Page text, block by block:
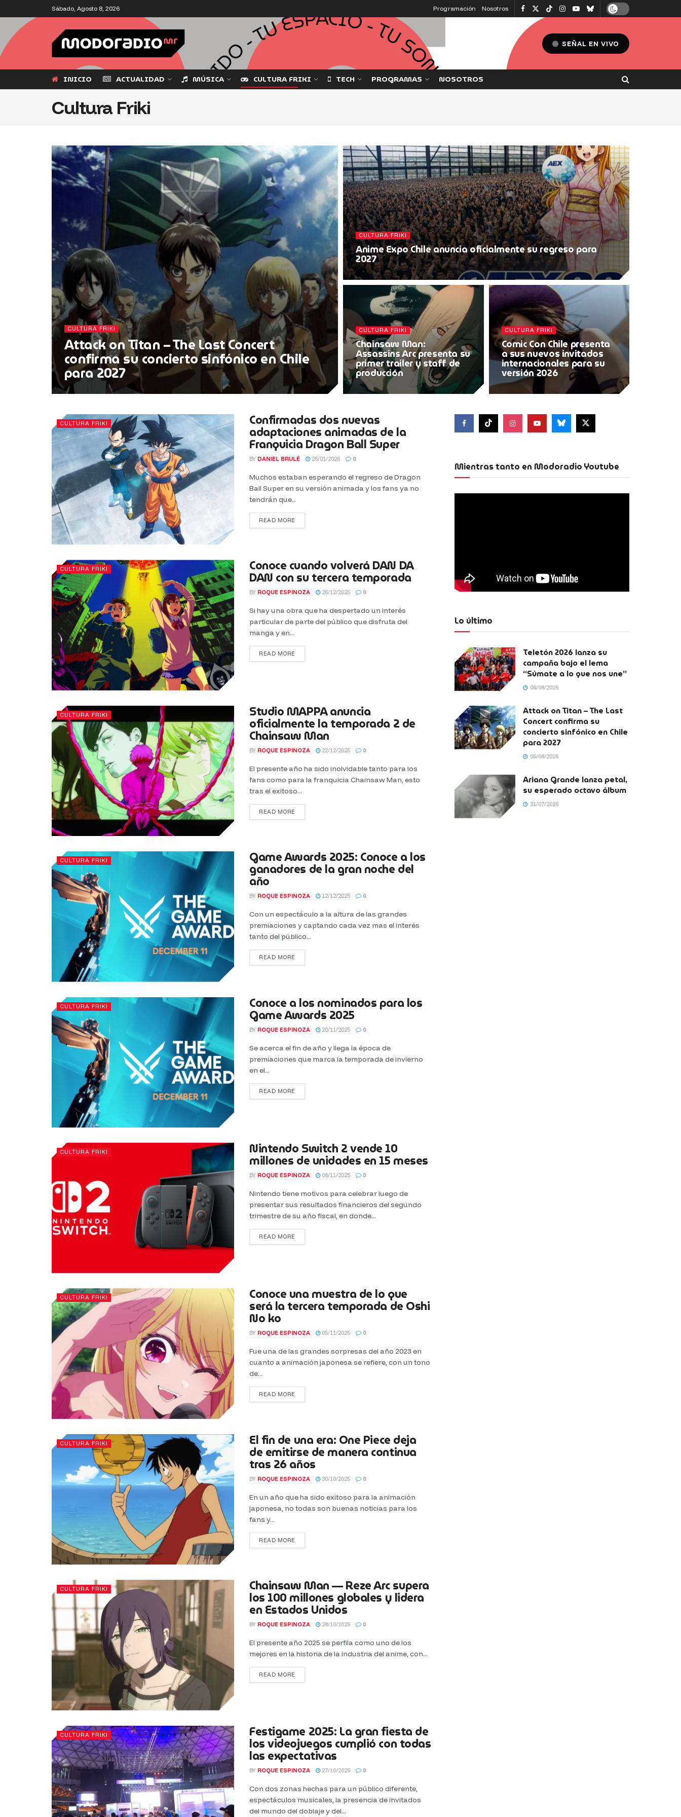
Sábado, Agosto 8, 2026 Programación Nosotros
SEÑAL EN VIVO
INICIO ACTUALIDAD MÚSICA CULTURA FRIKI TECH PROGRAMAS NOSOTROS
Cultura Friki
CULTURA FRIKI
Attack on Titan – The Last Concert
confirma su concierto sinfónico en Chile
para 2027
CULTURA FRIKI
Anime Expo Chile anuncia oficialmente su regreso para
2027
CULTURA FRIKI
Chainsaw Man:
Assassins Arc presenta su
primer trailer y staff de
producción
CULTURA FRIKI
Comic Con Chile presenta
a sus nuevos invitados
internacionales para su
versión 2026
CULTURA FRIKI Confirmadas dos nuevas
adaptaciones animadas de la
Franquicia Dragon Ball Super
BY DANIEL BRULÉ 26/01/2026 0
Muchos estaban esperando el regreso de Dragon
Ball Super en su versión animada y los fans ya no
tendrán que...
READ MORE
CULTURA FRIKI Conoce cuando volverá DAN DA
DAN con su tercera temporada
BY ROQUE ESPINOZA 26/12/2025 0
Si hay una obra que ha despertado un interés
particular de parte del público que disfruta del
manga y en...
READ MORE
CULTURA FRIKI Studio MAPPA anuncia
oficialmente la temporada 2 de
Chainsaw Man
BY ROQUE ESPINOZA 22/12/2025 0
El presente año ha sido inolvidable tanto para los
fans como para la franquicia Chainsaw Man, esto
tras el exitoso...
READ MORE
CULTURA FRIKI Game Awards 2025: Conoce a los
ganadores de la gran noche del
año
BY ROQUE ESPINOZA 12/12/2025 0
Con un espectáculo a la altura de las grandes
premiaciones y captando cada vez mas el interés
tanto del público...
READ MORE
CULTURA FRIKI Conoce a los nominados para los
Game Awards 2025
BY ROQUE ESPINOZA 20/11/2025 0
Se acerca el fin de año y llega la época de
premiaciones que marca la temporada de invierno
en el...
READ MORE
CULTURA FRIKI Nintendo Switch 2 vende 10
millones de unidades en 15 meses
BY ROQUE ESPINOZA 06/11/2025 0
Nintendo tiene motivos para celebrar luego de
presentar sus resultados financieros del segundo
trimestre de su año fiscal, en donde...
READ MORE
CULTURA FRIKI Conoce una muestra de lo que
será la tercera temporada de Oshi
No ko
BY ROQUE ESPINOZA 05/11/2025 0
Fue una de las grandes sorpresas del año 2023 en
cuanto a animación japonesa se refiere, con un tono
de...
READ MORE
CULTURA FRIKI El fin de una era: One Piece deja
de emitirse de manera continua
tras 26 años
BY ROQUE ESPINOZA 30/10/2025 0
En un año que ha sido exitoso para la animación
japonesa, no todas son buenas noticias para los
fans y...
READ MORE
CULTURA FRIKI Chainsaw Man — Reze Arc supera
los 100 millones globales y lidera
en Estados Unidos
BY ROQUE ESPINOZA 28/10/2025 0
El presente año 2025 se perfila como uno de los
mejores en la historia de la industria del anime, con...
READ MORE
CULTURA FRIKI Festigame 2025: La gran fiesta de
los videojuegos cumplió con todas
las expectativas
BY ROQUE ESPINOZA 27/10/2025 0
Con dos zonas hechas para un público diferente,
espectáculos musicales, la presencia de invitados
del mundo del doblaje y del...
Mientras tanto en Modoradio Youtube
Lo último
Teletón 2026 lanza su
campaña bajo el lema
“Súmate a lo que nos une”
06/08/2026
Attack on Titan – The Last
Concert confirma su
concierto sinfónico en Chile
para 2027
05/08/2026
Ariana Grande lanza petal,
su esperado octavo álbum
31/07/2026